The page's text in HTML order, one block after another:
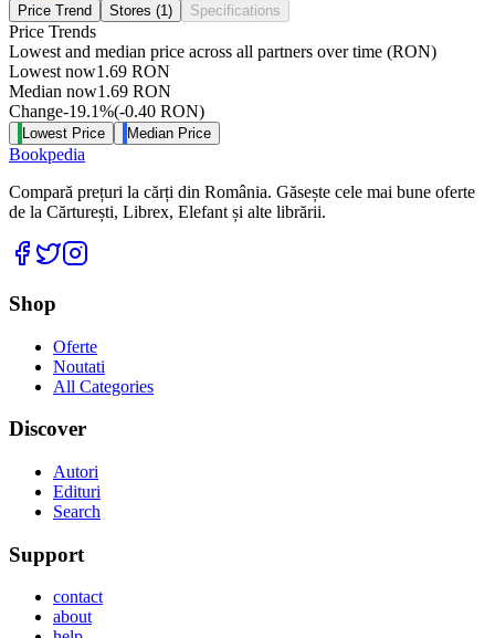
Price Trend Stores (1) Specifications
Price Trends
Lowest and median price across all partners over time (RON)
Lowest now1.69 RON
Median now1.69 RON
Change-19.1%(-0.40 RON)
Lowest Price Median Price
Bookpedia
Compară prețuri la cărți din România. Găsește cele mai bune oferte
de la Cărturești, Librex, Elefant și alte librării.
Facebook
Twitter
Shop
Oferte
Noutati
All Categories
Discover
Autori
Edituri
Search
Support
contact
about